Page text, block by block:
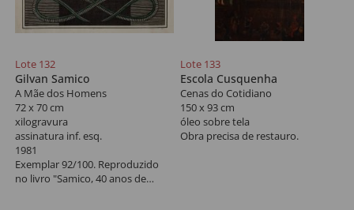
Lote 132
Gilvan Samico
A Mãe dos Homens
72 x 70 cm
xilogravura
assinatura inf. esq.
1981
Exemplar 92/100. Reproduzido
no livro "Samico, 40 anos de
Lote 133
Escola Cusquenha
Cenas do Cotidiano
150 x 93 cm
óleo sobre tela
Obra precisa de restauro.